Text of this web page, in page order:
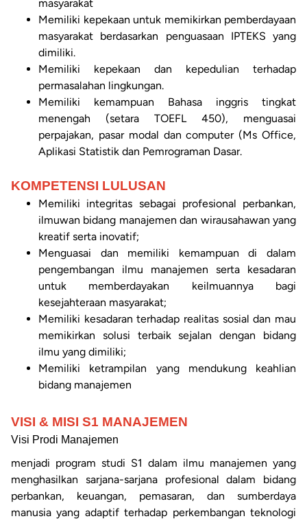
masyarakat
Memiliki kepekaan untuk memikirkan pemberdayaan
masyarakat berdasarkan penguasaan IPTEKS yang
dimiliki.
Memiliki kepekaan dan kepedulian terhadap
permasalahan lingkungan.
Memiliki kemampuan Bahasa inggris tingkat
menengah (setara TOEFL 450), menguasai
perpajakan, pasar modal dan computer (Ms Office,
Aplikasi Statistik dan Pemrograman Dasar.
KOMPETENSI LULUSAN
Memiliki integritas sebagai profesional perbankan,
ilmuwan bidang manajemen dan wirausahawan yang
kreatif serta inovatif;
Menguasai dan memiliki kemampuan di dalam
pengembangan ilmu manajemen serta kesadaran
untuk memberdayakan keilmuannya bagi
kesejahteraan masyarakat;
Memiliki kesadaran terhadap realitas sosial dan mau
memikirkan solusi terbaik sejalan dengan bidang
ilmu yang dimiliki;
Memiliki ketrampilan yang mendukung keahlian
bidang manajemen
VISI & MISI S1 MANAJEMEN
Visi Prodi Manajemen
menjadi program studi S1 dalam ilmu manajemen yang
menghasilkan sarjana-sarjana profesional dalam bidang
perbankan, keuangan, pemasaran, dan sumberdaya
manusia yang adaptif terhadap perkembangan teknologi